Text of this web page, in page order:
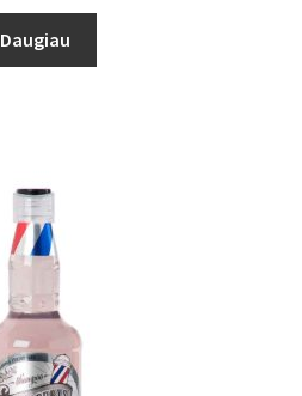
Daugiau